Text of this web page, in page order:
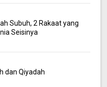
Subuh, 2 Rakaat yang
Seisinya
dan Qiyadah